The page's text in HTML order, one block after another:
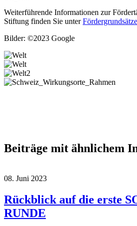
Weiterführende Informationen zur
Stiftung finden Sie unterFördergrundsätze
Bilder: ©2023 Google
Beiträge mit ähnlichem
08. Juni 2023
Rückblick auf die erste
RUNDE